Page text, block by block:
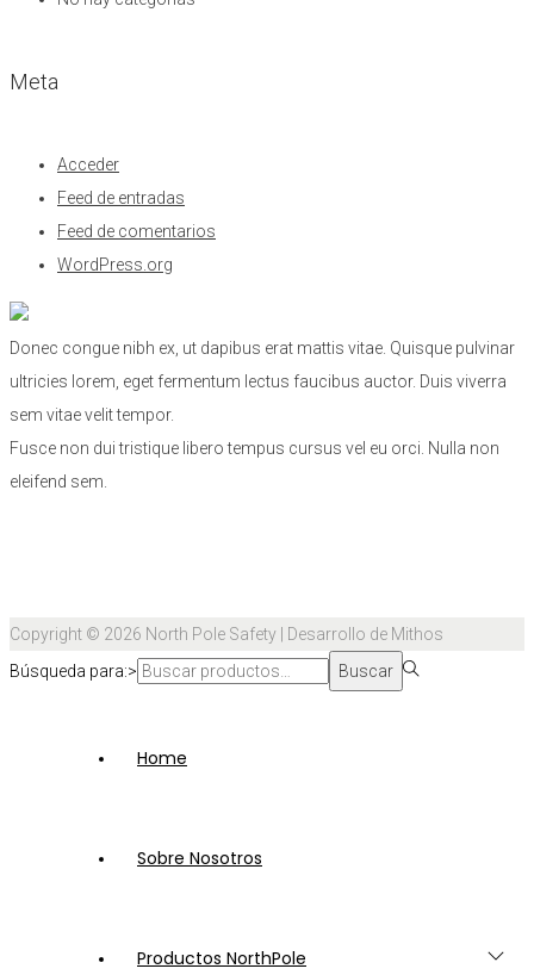
Meta
Acceder
Feed de entradas
Feed de comentarios
WordPress.org
Donec congue nibh ex, ut dapibus erat mattis vitae. Quisque pulvinar
ultricies lorem, eget fermentum lectus faucibus auctor. Duis viverra
sem vitae velit tempor.
Fusce non dui tristique libero tempus cursus vel eu orci. Nulla non
eleifend sem.
Copyright © 2026 North Pole Safety | Desarrollo de Mithos
Búsqueda para:>
Buscar
Home
Sobre Nosotros
Productos NorthPole